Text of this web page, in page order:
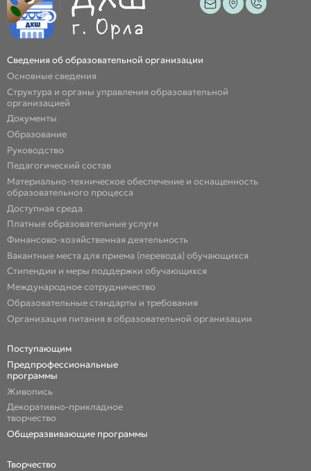
Сведения об образовательной организации
Основные сведения
Структура и органы управления образовательной
организацией
Документы
Образование
Руководство
Педагогический состав
Материально-техническое обеспечение и оснащенность
образовательного процесса
Доступная среда
Платные образовательные услуги
Финансово-хозяйственная деятельность
Вакантные места для приема (перевода) обучающихся
Стипендии и меры поддержки обучающихся
Международное сотрудничество
Образовательные стандарты и требования
Организация питания в образовательной организации
Поступающим
Предпрофессиональные
программы
Живопись
Декоративно-прикладное
творчество
Общеразвивающие программы
Творчество